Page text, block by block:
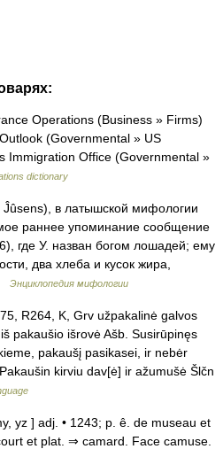
Operations (Business » Firms)
(Governmental » US
Immigration Office (Governmental »
dictionary
в латышской мифологии
раннее упоминание сообщение
где У. назван богом лошадей; ему
два хлеба и кусок жира,
Энциклопедия мифологии
R264, K, Grv užpakalinė galvos
pakaušio išrovė Ašb. Susirūpinęs
pakaušį pasikasei, ir nebėr
kirviu dav[ė] ir ažumušė Šlčn
yz ] adj. • 1243; p. ê. de museau et
et plat. ⇒ camard. Face camuse.